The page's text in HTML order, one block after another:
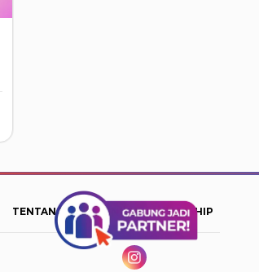
TENTANG KAMI INFO PARTNERSHIP